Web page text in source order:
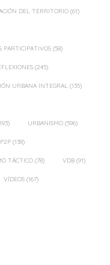
DEL TERRITORIO (61)
PARTICIPATIVOS (58)
(245)
URBANA INTEGRAL (135)
URBANISMO (596)
(138)
TÁCTICO (78) VDB (91)
VÍDEOS (167)